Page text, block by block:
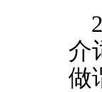
介
做